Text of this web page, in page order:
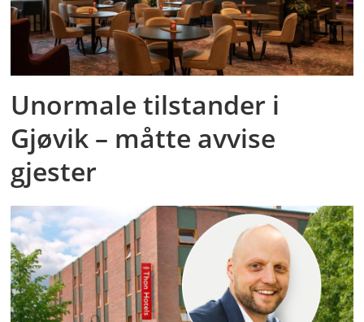
Unormale tilstander i
Gjøvik – måtte avvise
gjester